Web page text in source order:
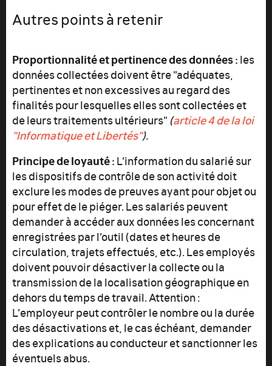
Autres points à retenir
Proportionnalité et pertinence des données :les
données collectées doivent être "adéquates,
pertinentes et non excessives au regard des
finalités pour lesquelles elles sont collectées et
de leurs traitements ultérieurs" (article 4 de la loi
"Informatique et Libertés").
Principe de loyauté :L’information du salarié sur
les dispositifs de contrôle de son activité doit
exclure les modes de preuves ayant pour objet ou
pour effet de le piéger. Les salariés peuvent
demander à accéder aux données les concernant
enregistrées par l’outil (dates et heures de
circulation, trajets effectués, etc.). Les employés
doivent pouvoir désactiver la collecte ou la
transmission de la localisation géographique en
dehors du temps de travail. Attention :
L’employeur peut contrôler le nombre ou la durée
des désactivations et, le cas échéant, demander
des explications au conducteur et sanctionner les
éventuels abus.